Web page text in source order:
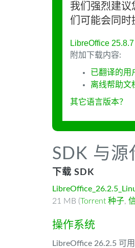
我们强烈建议
们可能会同时
LibreOffice
附加下载内容:
已翻译的用
离线帮助文
其它语言版本？
SDK 与源
下载 SDK
21 MB (Torrent 种子,
操作系统
LibreOffice 26.2.5 可